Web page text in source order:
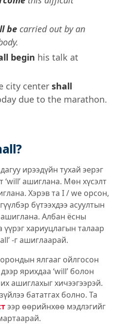
be carried out by an
begin his talk at
city center shall
due to the marathon.
ирээдүйн тухай эерэг
‘will’ ашиглана. Мөн хүсэлт
Хэрэв та I / we орсон,
бүтээхдээ асуултын
ашиглана. Албан ёсны
үүрэг хариуцлагын талаар
-г ашиглаарай.
ялгааг ойлгосон
ярихдаа ‘will’ болон
ашиглахыг хичээгээрэй.
бататгах болно. Та
ээр өөрийнхөө мэдлэгийг